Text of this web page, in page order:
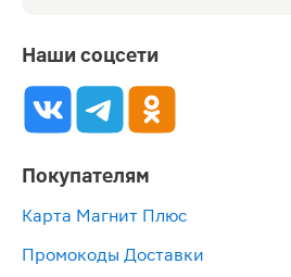
Наши соцсети
Покупателям
Карта Магнит Плюс
Промокоды Доставки